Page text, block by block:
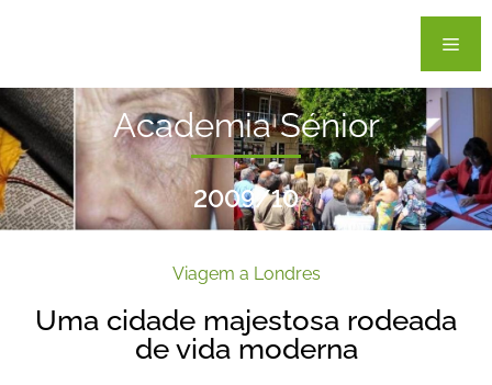
Academia Sénior
2009/10
Viagem a Londres
Uma cidade majestosa rodeada
de vida moderna